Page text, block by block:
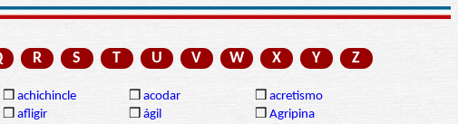
R S T U V W X Y Z
❒ achichincle ❒ acodar ❒ acretismo
❒ afligir ❒ ágil ❒ Agripina